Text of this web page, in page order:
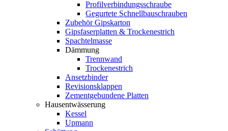
Profilverbindungsschraube
Gegurtete Schnellbauschrauben
Zubehör Gipskarton
Gipsfaserplatten & Trockenestrich
Spachtelmasse
Dämmung
Trennwand
Trockenestrich
Ansetzbinder
Revisionsklappen
Zementgebundene Platten
Hausentwässerung
Kessel
Upmann